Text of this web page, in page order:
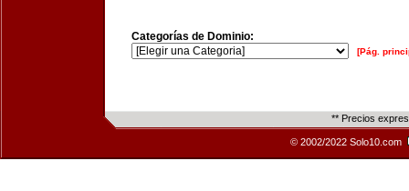
Categorías de Dominio:
[Pág.
** Precios
© 2002/2022 Solo10.com